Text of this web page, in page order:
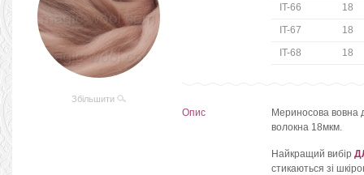
Збільшити
IT-66
18
IT-67
18
IT-68
18
Опис
Мериносова вовна
волокна 18мкм.
Найкращий вибір
стикаються зі